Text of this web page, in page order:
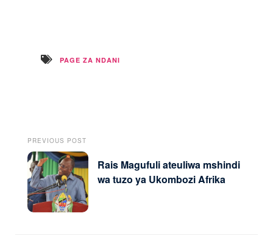
PAGE ZA NDANI
PREVIOUS POST
Rais Magufuli ateuliwa mshindi
wa tuzo ya Ukombozi Afrika